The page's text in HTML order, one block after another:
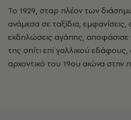
Το 1929, σταρ πλέον των
ανάμεσα σε ταξίδια,
εκδηλώσεις αγάπης, αποφάσισε
της σπίτι επί γαλλικού
αρχοντικό του 19ου αιώνα στην